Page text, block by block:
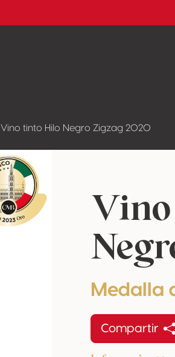
Vino tinto Hilo Negro Zigzag 2020
Medalla
Compartir